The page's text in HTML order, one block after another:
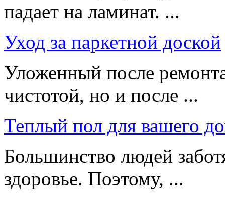
падает на ламинат. ...
Уход за паркетной доской
Уложенный после
чистотой, но и после ...
Теплый пол для вашего
Большинство людей
здоровье. Поэтому, ...